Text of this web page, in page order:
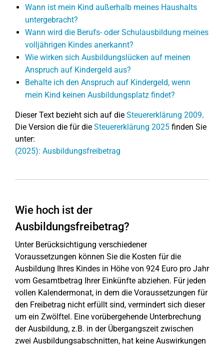
Wann ist mein Kind außerhalb meines Haushalts
untergebracht?
Wann wird die Berufs- oder Schulausbildung meines
volljährigen Kindes anerkannt?
Wie wirken sich Ausbildungslücken auf meinen
Anspruch auf Kindergeld aus?
Behalte ich den Anspruch auf Kindergeld, wenn
mein Kind keinen Ausbildungsplatz findet?
Dieser Text bezieht sich auf die Steuererklärung 2009.
Die Version die für die Steuererklärung 2025 finden Sie
unter:
(2025): Ausbildungsfreibetrag
Wie hoch ist der
Ausbildungsfreibetrag?
Unter Berücksichtigung verschiedener
Voraussetzungen können Sie die Kosten für die
Ausbildung Ihres Kindes in Höhe von 924 Euro pro Jahr
vom Gesamtbetrag Ihrer Einkünfte abziehen. Für jeden
vollen Kalendermonat, in dem die Voraussetzungen für
den Freibetrag nicht erfüllt sind, vermindert sich dieser
um ein Zwölftel. Eine vorübergehende Unterbrechung
der Ausbildung, z.B. in der Übergangszeit zwischen
zwei Ausbildungsabschnitten, hat keine Auswirkungen